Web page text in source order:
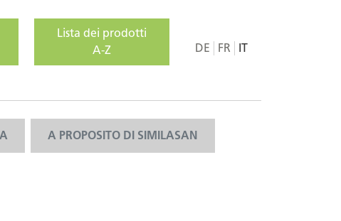
Lista dei prodotti
A-Z
DE FR IT
A PROPOSITO DI SIMILASAN